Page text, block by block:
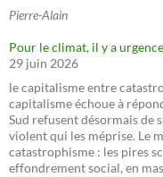
Pierre-Alain
Pour le climat, il y a
29 juin 2026
le capitalisme entre
capitalisme échoue à
Sud refusent désormais de
violent qui les méprise. Le
catastrophisme : les pires
effondrement social, en